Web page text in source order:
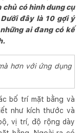
chủ có hình dung cụ
đây là 10 gợi ý
ai đang có kế
hơn với ứng dụng
bố trí mặt bằng và
như kích thước và
vị trí, độ rộng dày